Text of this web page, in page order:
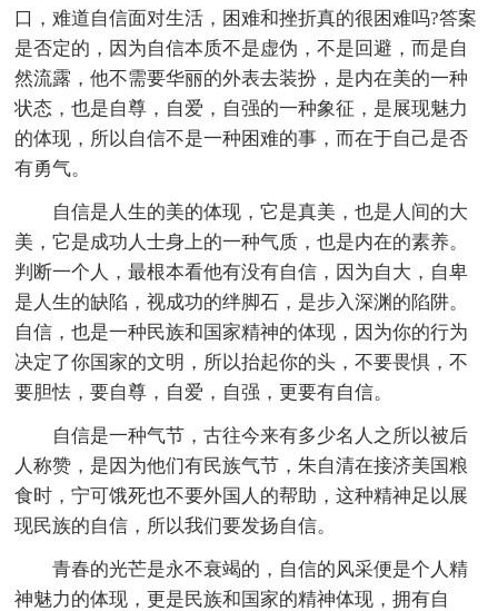
口，难道自信面对生活，困难和挫折真的很困难吗?答案
是否定的，因为自信本质不是虚伪，不是回避，而是自
然流露，他不需要华丽的外表去装扮，是内在美的一种
状态，也是自尊，自爱，自强的一种象征，是展现魅力
的体现，所以自信不是一种困难的事，而在于自己是否
有勇气。
自信是人生的美的体现，它是真美，也是人间的大
美，它是成功人士身上的一种气质，也是内在的素养。
判断一个人，最根本看他有没有自信，因为自大，自卑
是人生的缺陷，视成功的绊脚石，是步入深渊的陷阱。
自信，也是一种民族和国家精神的体现，因为你的行为
决定了你国家的文明，所以抬起你的头，不要畏惧，不
要胆怯，要自尊，自爱，自强，更要有自信。
自信是一种气节，古往今来有多少名人之所以被后
人称赞，是因为他们有民族气节，朱自清在接济美国粮
食时，宁可饿死也不要外国人的帮助，这种精神足以展
现民族的自信，所以我们要发扬自信。
青春的光芒是永不衰竭的，自信的风采便是个人精
神魅力的体现，更是民族和国家的精神体现，拥有自